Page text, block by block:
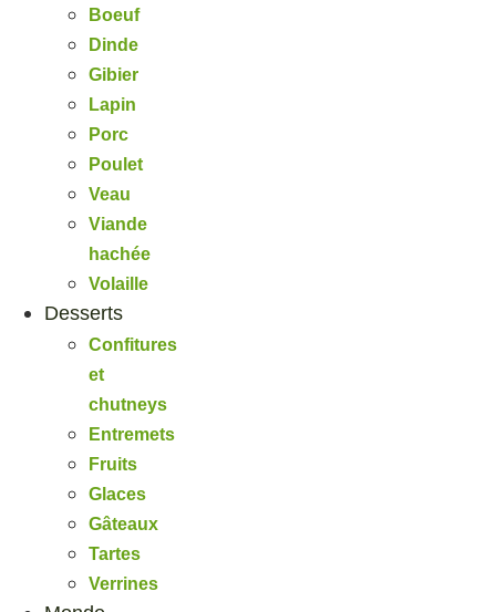
Boeuf
Dinde
Gibier
Lapin
Porc
Poulet
Veau
Viande
hachée
Volaille
Desserts
Confitures
et
chutneys
Entremets
Fruits
Glaces
Gâteaux
Tartes
Verrines